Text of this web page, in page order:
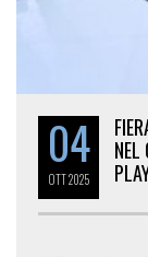
04
OTT2025